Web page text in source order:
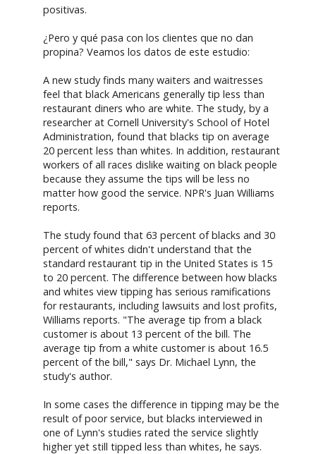
positivas.
¿Pero y qué pasa con los clientes que no dan
propina? Veamos los datos de este estudio:
A new study finds many waiters and waitresses
feel that black Americans generally tip less than
restaurant diners who are white. The study, by a
researcher at Cornell University's School of Hotel
Administration, found that blacks tip on average
20 percent less than whites. In addition, restaurant
workers of all races dislike waiting on black people
because they assume the tips will be less no
matter how good the service. NPR's Juan Williams
reports.
The study found that 63 percent of blacks and 30
percent of whites didn't understand that the
standard restaurant tip in the United States is 15
to 20 percent. The difference between how blacks
and whites view tipping has serious ramifications
for restaurants, including lawsuits and lost profits,
Williams reports. "The average tip from a black
customer is about 13 percent of the bill. The
average tip from a white customer is about 16.5
percent of the bill," says Dr. Michael Lynn, the
study's author.
In some cases the difference in tipping may be the
result of poor service, but blacks interviewed in
one of Lynn's studies rated the service slightly
higher yet still tipped less than whites, he says.